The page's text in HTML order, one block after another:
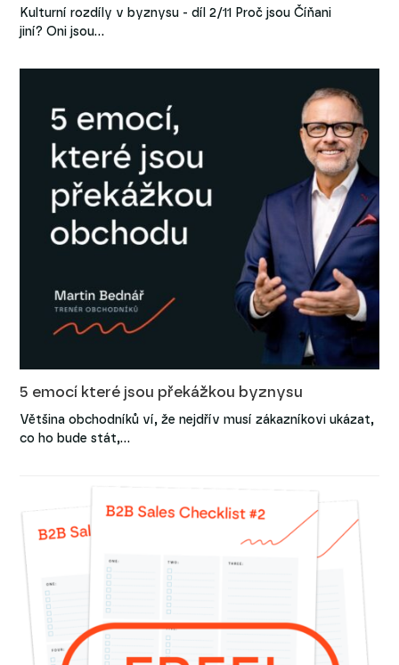
Kulturní rozdíly v byznysu - díl 2/11 Proč jsou Číňani
jiní? Oni jsou…
5 emocí které jsou překážkou byznysu
Většina obchodníků ví, že nejdřív musí zákazníkovi ukázat,
co ho bude stát,…